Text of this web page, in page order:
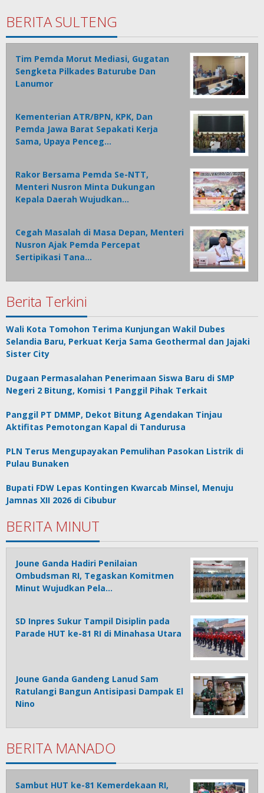
BERITA SULTENG
Tim Pemda Morut Mediasi, Gugatan
Sengketa Pilkades Baturube Dan
Lanumor
Kementerian ATR/BPN, KPK, Dan
Pemda Jawa Barat Sepakati Kerja
Sama, Upaya Penceg…
Rakor Bersama Pemda Se-NTT,
Menteri Nusron Minta Dukungan
Kepala Daerah Wujudkan…
Cegah Masalah di Masa Depan, Menteri
Nusron Ajak Pemda Percepat
Sertipikasi Tana…
Berita Terkini
Wali Kota Tomohon Terima Kunjungan Wakil Dubes
Selandia Baru, Perkuat Kerja Sama Geothermal dan Jajaki
Sister City
Dugaan Permasalahan Penerimaan Siswa Baru di SMP
Negeri 2 Bitung, Komisi 1 Panggil Pihak Terkait
Panggil PT DMMP, Dekot Bitung Agendakan Tinjau
Aktifitas Pemotongan Kapal di Tandurusa
PLN Terus Mengupayakan Pemulihan Pasokan Listrik di
Pulau Bunaken
Bupati FDW Lepas Kontingen Kwarcab Minsel, Menuju
Jamnas XII 2026 di Cibubur
BERITA MINUT
Joune Ganda Hadiri Penilaian
Ombudsman RI, Tegaskan Komitmen
Minut Wujudkan Pela…
SD Inpres Sukur Tampil Disiplin pada
Parade HUT ke-81 RI di Minahasa Utara
Joune Ganda Gandeng Lanud Sam
Ratulangi Bangun Antisipasi Dampak El
Nino
BERITA MANADO
Sambut HUT ke-81 Kemerdekaan RI,